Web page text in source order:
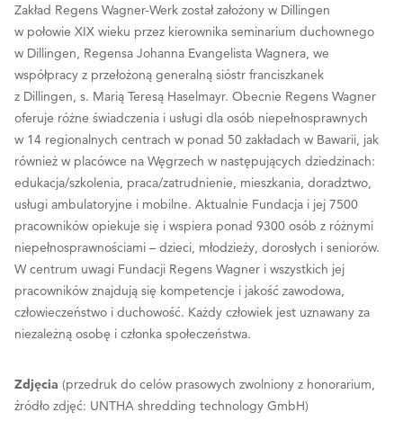
Zakład Regens Wagner-Werk został założony w Dillingen
w połowie XIX wieku przez kierownika seminarium duchownego
w Dillingen, Regensa Johanna Evangelista Wagnera, we
współpracy z przełożoną generalną sióstr franciszkanek
z Dillingen, s. Marią Teresą Haselmayr. Obecnie Regens Wagner
oferuje różne świadczenia i usługi dla osób niepełnosprawnych
w 14 regionalnych centrach w ponad 50 zakładach w Bawarii, jak
również w placówce na Węgrzech w następujących dziedzinach:
edukacja/szkolenia, praca/zatrudnienie, mieszkania, doradztwo,
usługi ambulatoryjne i mobilne. Aktualnie Fundacja i jej 7500
pracowników opiekuje się i wspiera ponad 9300 osób z różnymi
niepełnosprawnościami – dzieci, młodzieży, dorosłych i seniorów.
W centrum uwagi Fundacji Regens Wagner i wszystkich jej
pracowników znajdują się kompetencje i jakość zawodowa,
człowieczeństwo i duchowość. Każdy człowiek jest uznawany za
niezależną osobę i członka społeczeństwa.
Zdjęcia (przedruk do celów prasowych zwolniony z honorarium,
źródło zdjęć: UNTHA shredding technology GmbH)